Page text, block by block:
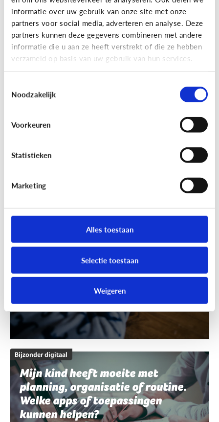
informatie over uw gebruik van onze site met onze
partners voor social media, adverteren en analyse. Deze
partners kunnen deze gegevens combineren met andere
informatie die u aan ze heeft verstrekt of die ze hebben
verzameld op basis van uw gebruik van hun services.
Noodzakelijk
Voorkeuren
Statistieken
Marketing
Alles toestaan
Selectie toestaan
Weigeren
Bijzonder digitaal
Mijn kind is slechtziend of blind.
Welke apps of toepassingen
Mijn kind heeft moeite met
schrijven en spelling. Welke apps
of toepassingen kunnen helpen?
Bijzonder digitaal
Mijn kind heeft moeite met
planning, organisatie of routine.
Welke apps of toepassingen
kunnen helpen?